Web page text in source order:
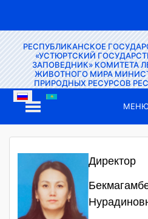
РЕСПУБЛИКАНСКОЕ
«УСТЮРТСКИЙ
ЗАПОВЕДНИК» КОМИТЕТА
ЖИВОТНОГО МИРА
ПРИРОДНЫХ РЕСУРСОВ
Директор